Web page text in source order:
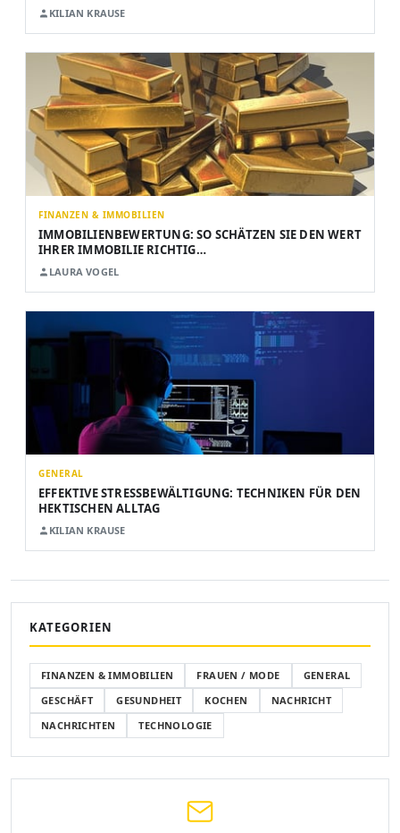
KILIAN KRAUSE
FINANZEN & IMMOBILIEN
IMMOBILIENBEWERTUNG: SO SCHÄTZEN SIE DEN WERT
IHRER IMMOBILIE RICHTIG…
LAURA VOGEL
GENERAL
EFFEKTIVE STRESSBEWÄLTIGUNG: TECHNIKEN FÜR DEN
HEKTISCHEN ALLTAG
KILIAN KRAUSE
KATEGORIEN
FINANZEN & IMMOBILIEN FRAUEN / MODE
GENERAL
GESCHÄFT
GESUNDHEIT KOCHEN
NACHRICHT
NACHRICHTEN
TECHNOLOGIE